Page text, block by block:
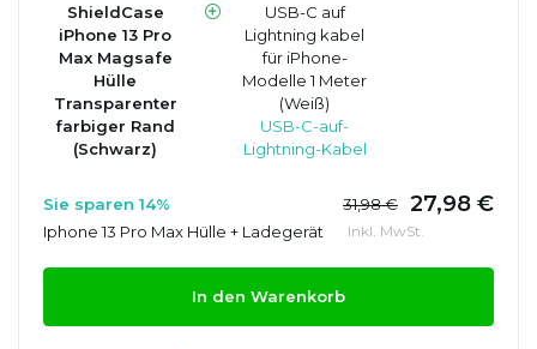
ShieldCase
iPhone 13 Pro
Max Magsafe
Hülle
Transparenter
farbiger Rand
(Schwarz)
USB-C auf
Lightning kabel
für iPhone-
Modelle 1 Meter
(Weiß)
USB-C-auf-
Lightning-Kabel
Sie sparen 14% 31,98 € 27,98 €
Iphone 13 Pro Max Hülle + Ladegerät Inkl. MwSt.
In den Warenkorb